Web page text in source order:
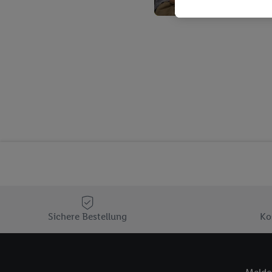
Sichere Bestellung
Kaufverhalten in den
genauen
Hierzu wird von uns
Adresse in
den Lidl-Diensten
Wenn das der Fall ist,
Kundenkonto-
Insbesondere können